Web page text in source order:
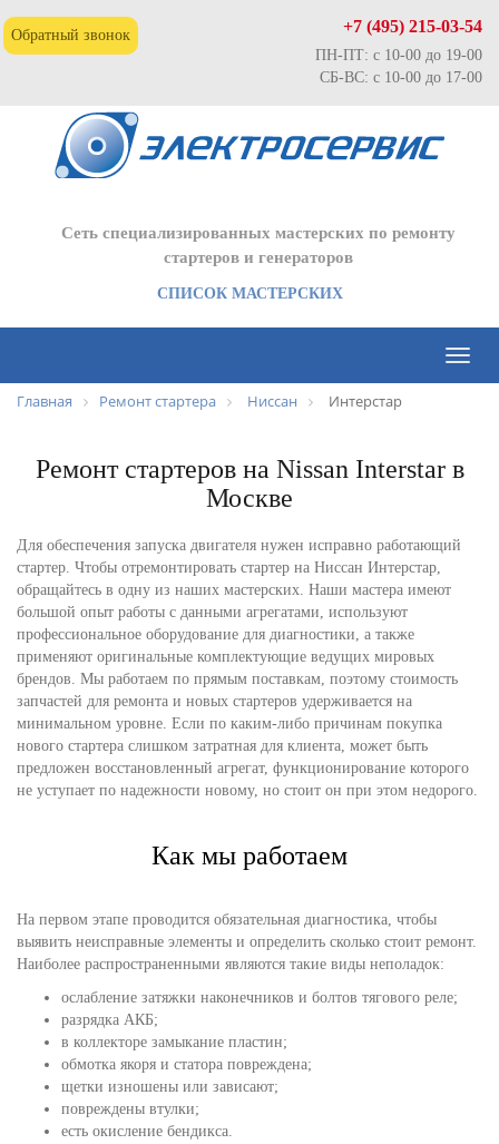
Обратный звонок +7 (495) 215-03-54
ПН-ПТ: с 10-00 до 19-00
СБ-ВС: с 10-00 до 17-00
Сеть специализированных мастерских по ремонту
стартеров и генераторов
СПИСОК МАСТЕРСКИХ
Toggle
Главная Ремонт стартера Ниссан Интерстар
Ремонт стартеров на Nissan Interstar в
Москве
Для обеспечения запуска двигателя нужен исправно работающий
стартер. Чтобы отремонтировать стартер на Ниссан Интерстар,
обращайтесь в одну из наших мастерских. Наши мастера имеют
большой опыт работы с данными агрегатами, используют
профессиональное оборудование для диагностики, а также
применяют оригинальные комплектующие ведущих мировых
брендов. Мы работаем по прямым поставкам, поэтому стоимость
запчастей для ремонта и новых стартеров удерживается на
минимальном уровне. Если по каким-либо причинам покупка
нового стартера слишком затратная для клиента, может быть
предложен восстановленный агрегат, функционирование которого
не уступает по надежности новому, но стоит он при этом недорого.
Как мы работаем
На первом этапе проводится обязательная диагностика, чтобы
выявить неисправные элементы и определить сколько стоит ремонт.
Наиболее распространенными являются такие виды неполадок:
ослабление затяжки наконечников и болтов тягового реле;
разрядка АКБ;
в коллекторе замыкание пластин;
обмотка якоря и статора повреждена;
щетки изношены или зависают;
повреждены втулки;
есть окисление бендикса.